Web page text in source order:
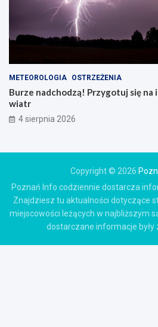
METEOROLOGIA OSTRZEŻENIA
Burze nadchodzą! Przygotuj się na
wiatr
4 sierpnia 2026
Copyright © 2026
Poznań Info codziennie dostarcza
Znajdziesz tu aktualności dotyczące
miejscowości leżących w najbliższym
dostarczane informacje były